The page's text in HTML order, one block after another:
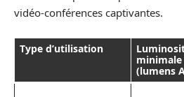
vidéo-conférences captivantes.
Type d’utilisation
(lumens